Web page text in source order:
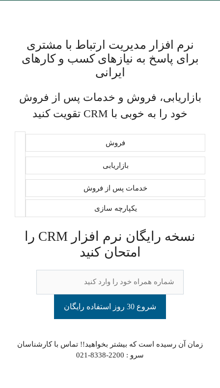
نرم افزار مدیریت ارتباط با مشتری
برای پاسخ به نیاز‌های کسب و کار‌های
ایرانی
بازاریابی، فروش و خدمات پس از فروش
خود را به خوبی با CRM تقویت کنید
فروش
بازاریابی
خدمات پس از فروش
یکپارچه سازی
نسخه رایگان نرم افزار CRM را
امتحان کنید
شروع 30 روز استفاده رایگان
زمان آن رسیده است که بیشتر بخواهید!! تماس با کارشناسان
سرو : 2200-8338-021